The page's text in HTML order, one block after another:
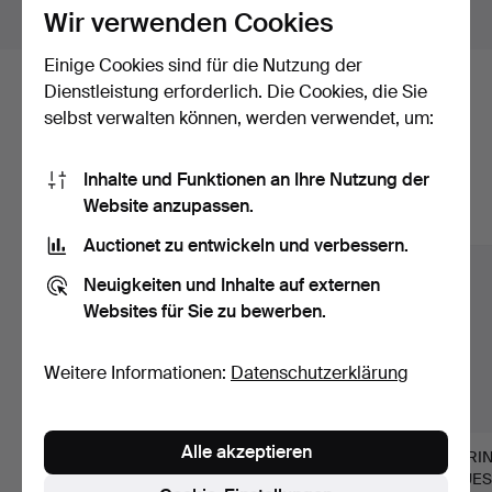
Objekte außerhalb Schweden zeigen
Hier sind Objekte aus unserem
übereinstimmen.
VON FRIEDRICH
SCHLAGZEUG, 6-
TEILIG TAMA
Wir verwenden Cookies
Einige Cookies sind für die Nutzung der
Dienstleistung erforderlich. Die Cookies, die Sie
selbst verwalten können, werden verwendet, um:
Inhalte und Funktionen an Ihre Nutzung der
Website anzupassen.
Auctionet zu entwickeln und verbessern.
Neuigkeiten und Inhalte auf externen
Websites für Sie zu bewerben.
Weitere Informationen: Datenschutzerklärung
Alle akzeptieren